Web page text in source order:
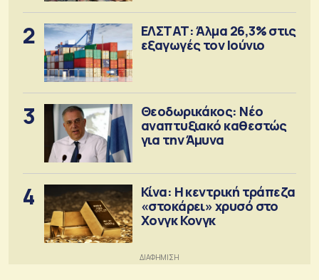
2
ΕΛΣΤΑΤ: Άλμα 26,3% στις
εξαγωγές τον Ιούνιο
3
Θεοδωρικάκος: Νέο
αναπτυξιακό καθεστώς
για την Άμυνα
4
Κίνα: Η κεντρική τράπεζα
«στοκάρει» χρυσό στο
Χονγκ Κονγκ